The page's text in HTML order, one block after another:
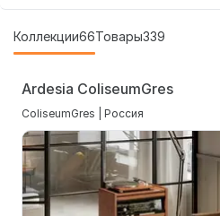
Коллекции66Товары339
Ardesia ColiseumGres
ColiseumGres | Россия